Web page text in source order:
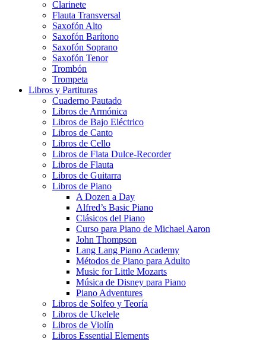
Clarinete
Flauta Transversal
Saxofón Alto
Saxofón Barítono
Saxofón Soprano
Saxofón Tenor
Trombón
Trompeta
Libros y Partituras
Cuaderno Pautado
Libros de Armónica
Libros de Bajo Eléctrico
Libros de Canto
Libros de Cello
Libros de Flata Dulce-Recorder
Libros de Flauta
Libros de Guitarra
Libros de Piano
A Dozen a Day
Alfred’s Basic Piano
Clásicos del Piano
Curso para Piano de Michael Aaron
John Thompson
Lang Lang Piano Academy
Métodos de Piano para Adulto
Music for Little Mozarts
Música de Disney para Piano
Piano Adventures
Libros de Solfeo y Teoría
Libros de Ukelele
Libros de Violín
Libros Essential Elements